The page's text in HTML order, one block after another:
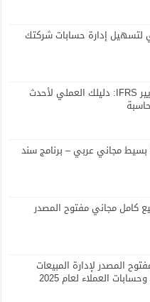
لتسهيل إدارة حسابات شركتك
الخرائط الذهنية لمعايير IFRS: دليلك العملي لأحدث
بسيط مجاني عربي – برنامج سند
كامل مجاني مفتوح المصدر
المصدر لإدارة المبيعات
العملاء لعام 2025